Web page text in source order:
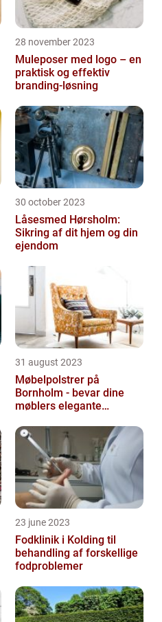
28 november 2023
Muleposer med logo – en
praktisk og effektiv
branding-løsning
30 october 2023
Låsesmed Hørsholm:
Sikring af dit hjem og din
ejendom
31 august 2023
Møbelpolstrer på
Bornholm - bevar dine
møblers elegante
23 june 2023
Fodklinik i Kolding til
behandling af forskellige
fodproblemer